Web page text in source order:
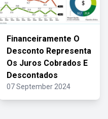
Financeiramente O
Desconto Representa
Os Juros Cobrados E
Descontados
07 September 2024